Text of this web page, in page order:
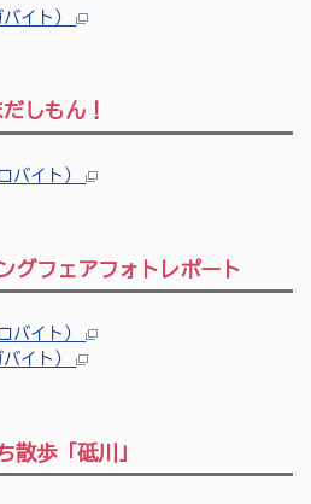
バイト）
しもん！
バイト）
フェアフォトレポート
バイト）
バイト）
歩「砥川」